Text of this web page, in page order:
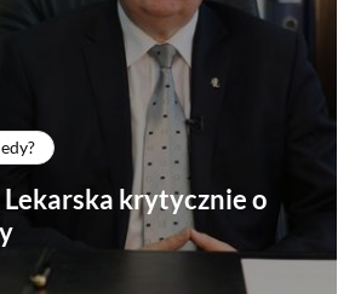
Lekarska krytycznie o